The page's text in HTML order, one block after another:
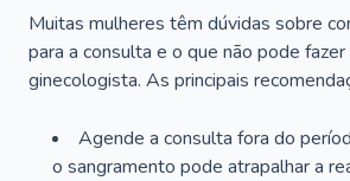
Muitas mulheres têm dúvidas sobre
para a consulta e o que não pode
ginecologista. As principais
Agende a consulta fora do
o sangramento pode atrapalhar a